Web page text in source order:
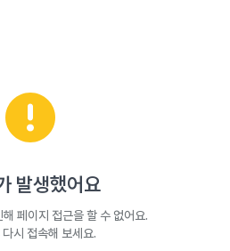
발생했어요
페이지 접근을 할 수 없어요.
다시 접속해 보세요.